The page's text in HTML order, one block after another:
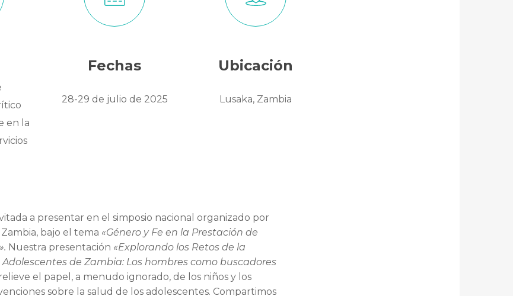
en la
Fechas
28-29 de julio de 2025
Ubicación
Lusaka, Zambia
a presentar en el simposio nacional organizado por
bajo el tema «Género y Fe en la Prestación de
Nuestra presentación «Explorando los Retos de la
de Zambia: Los hombres como buscadores
el papel, a menudo ignorado, de los niños y los
sobre la salud de los adolescentes. Compartimos